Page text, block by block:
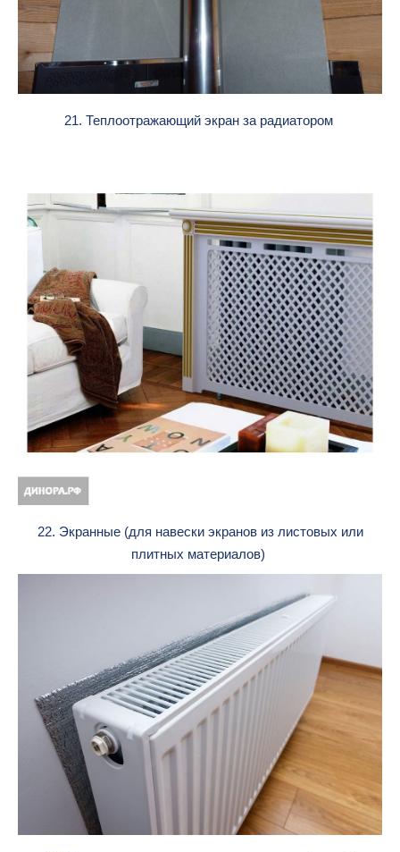
21. Теплоотражающий экран за радиатором
22. Экранные (для навески экранов из листовых или
плитных материалов)